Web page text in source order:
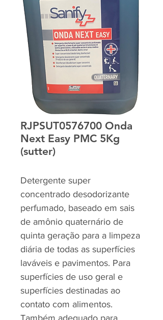
RJPSUT0576700 Onda
Next Easy PMC 5Kg
(sutter)
Detergente super
concentrado desodorizante
perfumado, baseado em sais
de amônio quaternário de
quinta geração para a limpeza
diária de todas as superfícies
laváveis e pavimentos. Para
superfícies de uso geral e
superfícies destinadas ao
contato com alimentos.
Também adequado para